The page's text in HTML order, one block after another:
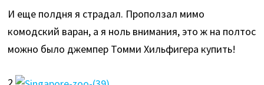
И еще полдня я страдал. Проползал мимо
комодский варан, а я ноль внимания, это ж на полтос
можно было джемпер Томми Хильфигера купить!